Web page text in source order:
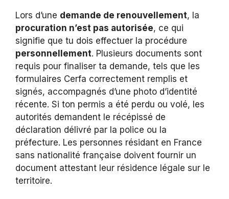
Lors d’une demande de renouvellement, la
procuration n’est pas autorisée, ce qui
signifie que tu dois effectuer la procédure
personnellement. Plusieurs documents sont
requis pour finaliser ta demande, tels que les
formulaires Cerfa correctement remplis et
signés, accompagnés d’une photo d’identité
récente. Si ton permis a été perdu ou volé, les
autorités demandent le récépissé de
déclaration délivré par la police ou la
préfecture. Les personnes résidant en France
sans nationalité française doivent fournir un
document attestant leur résidence légale sur le
territoire.